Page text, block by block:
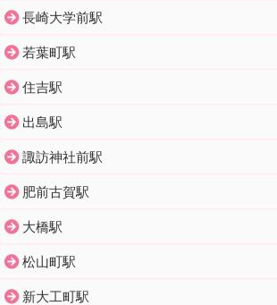
長崎大学前駅
若葉町駅
住吉駅
出島駅
諏訪神社前駅
肥前古賀駅
大橋駅
松山町駅
新大工町駅